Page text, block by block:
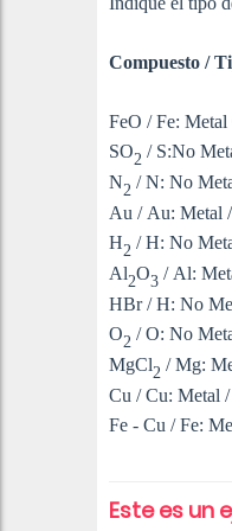
Compuesto /
FeO / Fe:
SO2 /S:No
N2 /N: No
Au /Au: Metal /
H2 /H: No
Al2O3 /Al:
HBr/H: No
O2 /O: No
MgCl2 /Mg:
Cu /Cu: Metal /
Fe - Cu /Fe:
Este es un